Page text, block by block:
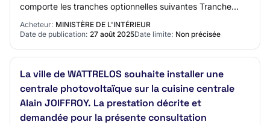
comporte les tranches optionnelles suivantes Tranche
optionnelle 1 : Modules solaires p…
Acheteur: MINISTÈRE DE L'INTÉRIEUR
Date de publication: 27 août 2025Date limite: Non précisée
La ville de WATTRELOS souhaite installer une
centrale photovoltaïque sur la cuisine centrale
Alain JOIFFROY. La prestation décrite et
demandée pour la présente consultation